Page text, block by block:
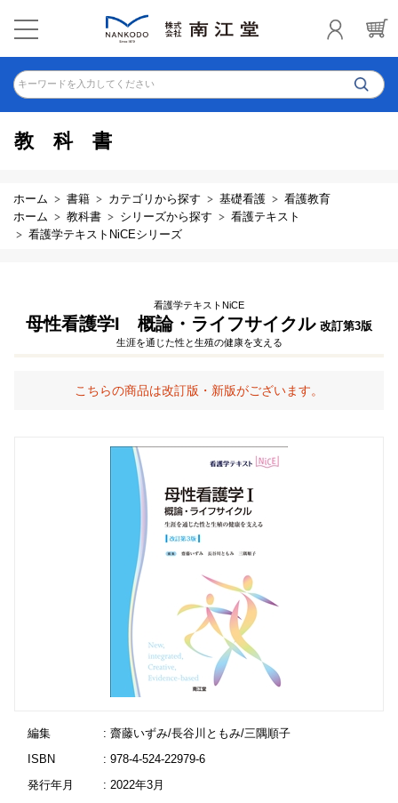
キーワードを入力してください
教科書
ホーム 書籍 カテゴリから探す 基礎看護
看護教育
ホーム
教科書 シリーズから探す
看護テキスト
看護学テキストNiCEシリーズ
看護学テキストNiCE
母性看護学I 概論・ライフサイクル 改訂第3版
生涯を通じた性と生殖の健康を支える
こちらの商品は改訂版・新版がございます。
編集
: 齋藤いずみ/長谷川ともみ/三隅順子
ISBN
: 978-4-524-22979-6
発行年月
: 2022年3月